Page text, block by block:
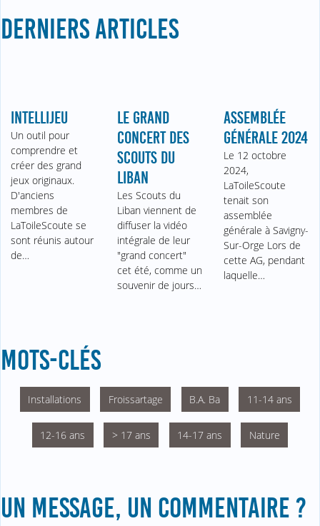
DERNIERS ARTICLES
INTELLIJEU
Un outil pour
comprendre et
créer des grand
jeux originaux.
D'anciens
membres de
LaToileScoute se
sont réunis autour
de…
LE GRAND
CONCERT DES
SCOUTS DU
LIBAN
Les Scouts du
Liban viennent de
diffuser la vidéo
intégrale de leur
"grand concert"
cet été, comme un
souvenir de jours…
ASSEMBLÉE
GÉNÉRALE 2024
Le 12 octobre
2024,
LaToileScoute
tenait son
assemblée
générale à Savigny-
Sur-Orge Lors de
cette AG, pendant
laquelle…
MOTS-CLÉS
Installations Froissartage B.A. Ba 11-14 ans
12-16 ans > 17 ans 14-17 ans Nature
UN MESSAGE, UN COMMENTAIRE ?